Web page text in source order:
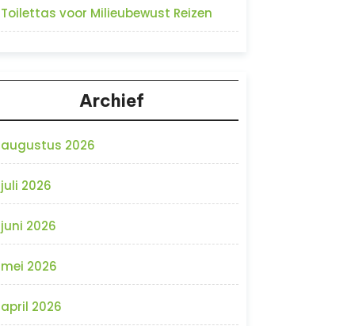
Toilettas voor Milieubewust Reizen
Archief
augustus 2026
juli 2026
juni 2026
mei 2026
april 2026